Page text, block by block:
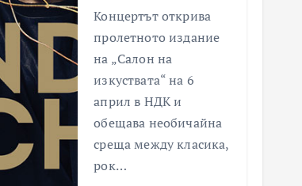
Концертът открива
пролетното издание
на „Салон на
изкуствата“ на 6
април в НДК и
обещава необичайна
среща между класика,
рок…